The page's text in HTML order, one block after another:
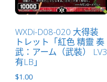
WXDi-D08-020 大得装
トレット「紅色 精靈 奏
武：アーム（武裝） LV3
有LB」
$1.00